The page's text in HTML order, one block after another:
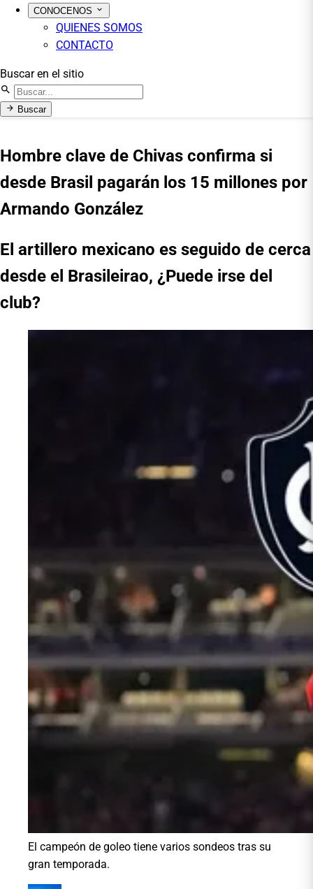
CONOCENOS
QUIENES SOMOS
CONTACTO
Buscar en el sitio
Buscar
Hombre clave de Chivas confirma si
desde Brasil pagarán los 15 millones por
Armando González
El artillero mexicano es seguido de cerca
desde el Brasileirao, ¿Puede irse del
club?
El campeón de goleo tiene varios sondeos tras su
gran temporada.